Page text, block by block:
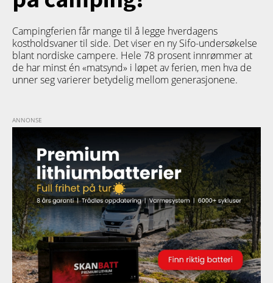
Campingferien får mange til å legge hverdagens
kostholdsvaner til side. Det viser en ny Sifo-undersøkelse
blant nordiske campere. Hele 78 prosent innrømmer at
de har minst én «matsynd» i løpet av ferien, men hva de
unner seg varierer betydelig mellom generasjonene.